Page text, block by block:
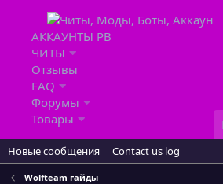
АККАУНТЫ PB
ЧИТЫ
Отзывы
FAQ
Форумы
Товары
Новые сообщения Contact us log
Wolfteam гайды